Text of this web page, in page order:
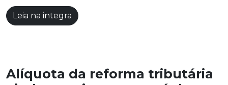
Leia na integra
Alíquota da reforma tributária